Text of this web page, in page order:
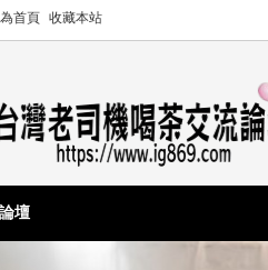
首頁 收藏本站
論壇